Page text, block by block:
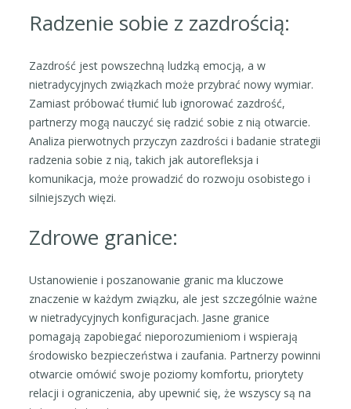
Radzenie sobie z zazdrością:
Zazdrość jest powszechną ludzką emocją, a w
nietradycyjnych związkach może przybrać nowy wymiar.
Zamiast próbować tłumić lub ignorować zazdrość,
partnerzy mogą nauczyć się radzić sobie z nią otwarcie.
Analiza pierwotnych przyczyn zazdrości i badanie strategii
radzenia sobie z nią, takich jak autorefleksja i
komunikacja, może prowadzić do rozwoju osobistego i
silniejszych więzi.
Zdrowe granice:
Ustanowienie i poszanowanie granic ma kluczowe
znaczenie w każdym związku, ale jest szczególnie ważne
w nietradycyjnych konfiguracjach. Jasne granice
pomagają zapobiegać nieporozumieniom i wspierają
środowisko bezpieczeństwa i zaufania. Partnerzy powinni
otwarcie omówić swoje poziomy komfortu, priorytety
relacji i ograniczenia, aby upewnić się, że wszyscy są na